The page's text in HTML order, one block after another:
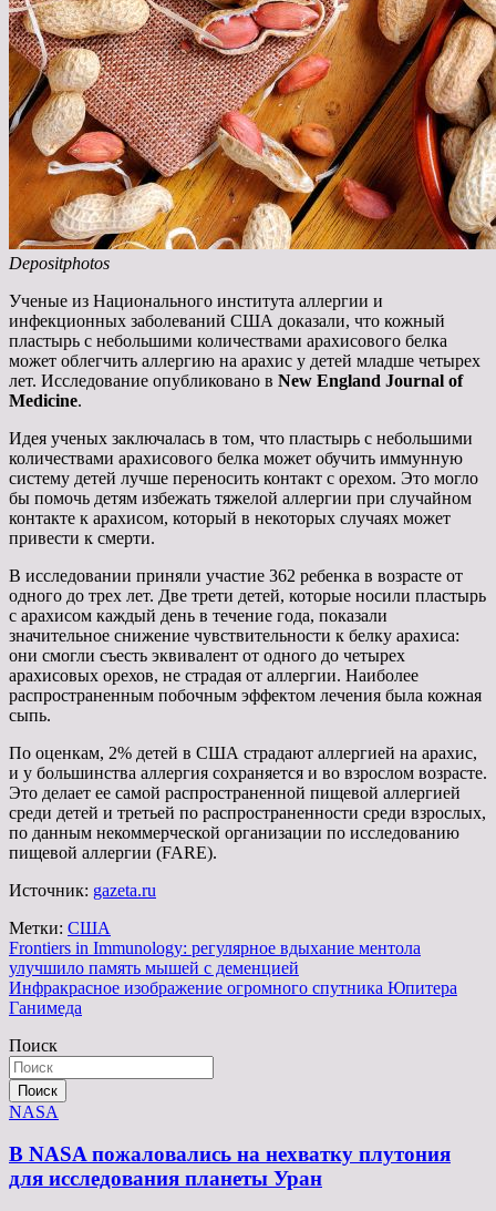
Depositphotos
Ученые из Национального института аллергии и
инфекционных заболеваний США доказали, что кожный
пластырь с небольшими количествами арахисового белка
может облегчить аллергию на арахис у детей младше четырех
лет. Исследование опубликовано в New England Journal of
Medicine.
Идея ученых заключалась в том, что пластырь с небольшими
количествами арахисового белка может обучить иммунную
систему детей лучше переносить контакт с орехом. Это могло
бы помочь детям избежать тяжелой аллергии при случайном
контакте к арахисом, который в некоторых случаях может
привести к смерти.
В исследовании приняли участие 362 ребенка в возрасте от
одного до трех лет. Две трети детей, которые носили пластырь
с арахисом каждый день в течение года, показали
значительное снижение чувствительности к белку арахиса:
они смогли съесть эквивалент от одного до четырех
арахисовых орехов, не страдая от аллергии. Наиболее
распространенным побочным эффектом лечения была кожная
сыпь.
По оценкам, 2% детей в США страдают аллергией на арахис,
и у большинства аллергия сохраняется и во взрослом возрасте.
Это делает ее самой распространенной пищевой аллергией
среди детей и третьей по распространенности среди взрослых,
по данным некоммерческой организации по исследованию
пищевой аллергии (FARE).
Источник: gazeta.ru
Метки: США
Навигация
по
записям
Frontiers in Immunology: регулярное вдыхание ментола
улучшило память мышей с деменцией
Инфракрасное изображение огромного спутника Юпитера
Ганимеда
Поиск
Поиск
NASA
В NASA пожаловались на нехватку плутония
для исследования планеты Уран